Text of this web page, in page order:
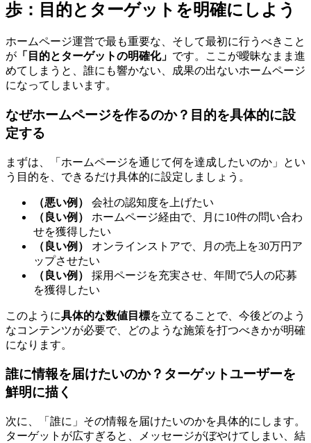
歩：目的とターゲットを明確にしよう
ホームページ運営で最も重要な、そして最初に行うべきこと
が 「目的とターゲットの明確化」 です。ここが曖昧なまま進
めてしまうと、誰にも響かない、成果の出ないホームページ
になってしまいます。
なぜホームページを作るのか？目的を具体的に設
定する
まずは、「ホームページを通じて何を達成したいのか」とい
う目的を、できるだけ具体的に設定しましょう。
（悪い例）
会社の認知度を上げたい
（良い例）
ホームページ経由で、月に10件の問い合わ
せを獲得したい
（良い例）
オンラインストアで、月の売上を30万円ア
ップさせたい
（良い例）
採用ページを充実させ、年間で5人の応募
を獲得したい
このように具体的な数値目標を立てることで、今後どのよう
なコンテンツが必要で、どのような施策を打つべきかが明確
になります。
誰に情報を届けたいのか？ターゲットユーザーを
鮮明に描く
次に、「誰に」その情報を届けたいのかを具体的にします。
ターゲットが広すぎると、メッセージがぼやけてしまい、結